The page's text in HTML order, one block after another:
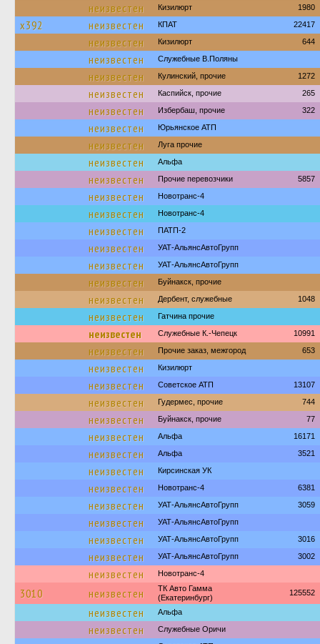
неизвестен Кизилюрт 1980
х392 неизвестен КПАТ 22417
неизвестен Кизилюрт 644
неизвестен Служебные В.Поляны
неизвестен Кулинский, прочие 1272
неизвестен Каспийск, прочие 265
неизвестен Избербаш, прочие 322
неизвестен Юрьянское АТП
неизвестен Луга прочие
неизвестен Альфа
неизвестен Прочие перевозчики 5857
неизвестен Новотранс-4
неизвестен Новотранс-4
неизвестен ПАТП-2
неизвестен УАТ-АльянсАвтоГрупп
неизвестен УАТ-АльянсАвтоГрупп
неизвестен Буйнакск, прочие
неизвестен Дербент, служебные 1048
неизвестен Гатчина прочие
неизвестен Служебные К.-Чепецк 10991
неизвестен Прочие заказ, межгород 653
неизвестен Кизилюрт
неизвестен Советское АТП 13107
неизвестен Гудермес, прочие 744
неизвестен Буйнакск, прочие 77
неизвестен Альфа 16171
неизвестен Альфа 3521
неизвестен Кирсинская УК
неизвестен Новотранс-4 6381
неизвестен УАТ-АльянсАвтоГрупп 3059
неизвестен УАТ-АльянсАвтоГрупп
неизвестен УАТ-АльянсАвтоГрупп 3016
неизвестен УАТ-АльянсАвтоГрупп 3002
неизвестен Новотранс-4
3010 неизвестен
ТК Авто Гамма
(Екатеринбург)
125552
неизвестен Альфа
неизвестен Служебные Оричи